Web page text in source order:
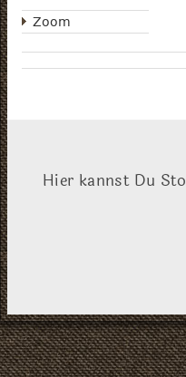
Zoom
Hier kannst Du